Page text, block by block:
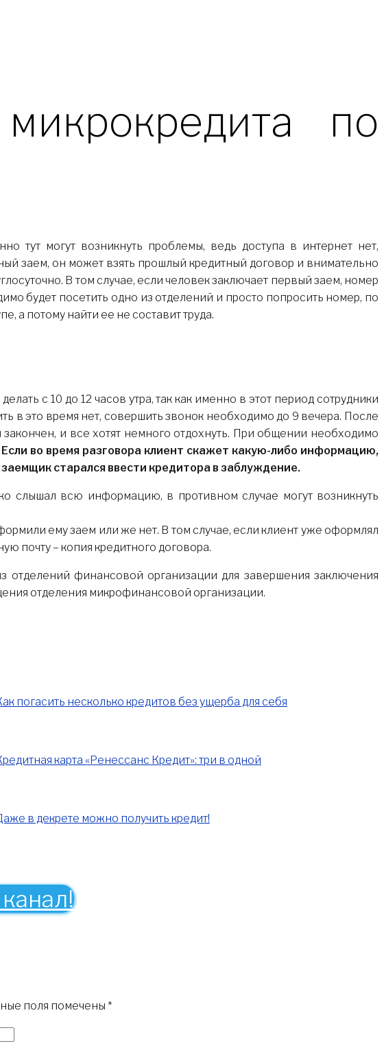
по
тут могут возникнуть проблемы, ведь доступа в интернет нет,
заем, он может взять прошлый кредитный договор и внимательно
В том случае, если человек заключает первый заем, номер
будет посетить одно из отделений и просто попросить номер, по
а потому найти ее не составит труда.
с 10 до 12 часов утра, так как именно в этот период сотрудники
в это время нет, совершить звонок необходимо до 9 вечера. После
и все хотят немного отдохнуть. При общении необходимо
Если во время разговора клиент скажет какую-либо информацию,
старался ввести кредитора в заблуждение.
слышал всю информацию, в противном случае могут возникнуть
ему заем или же нет. В том случае, если клиент уже оформлял
почту – копия кредитного договора.
финансовой организации для завершения заключения
отделения микрофинансовой организации.
погасить несколько кредитов без ущерба для себя
карта «Ренессанс Кредит»: три в одной
в декрете можно получить кредит!
поля помечены *